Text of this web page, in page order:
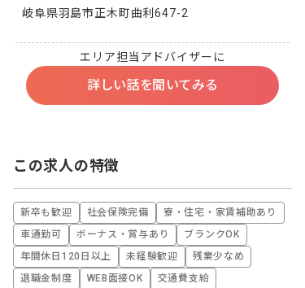
岐阜県羽島市正木町曲利647-2
エリア担当アドバイザーに
詳しい話を聞いてみる
この求人の特徴
新卒も歓迎 社会保険完備
寮・住宅・家賃補助あり
車通勤可
ボーナス・賞与あり
ブランクOK
年間休日120日以上
未経験歓迎
残業少なめ
退職金制度
WEB面接OK 交通費支給